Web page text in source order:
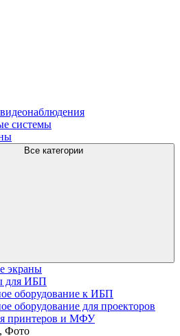
системы
Все категории
экраны
для ИБП
оборудование к ИБП
оборудование для проекторов
принтеров и МФУ